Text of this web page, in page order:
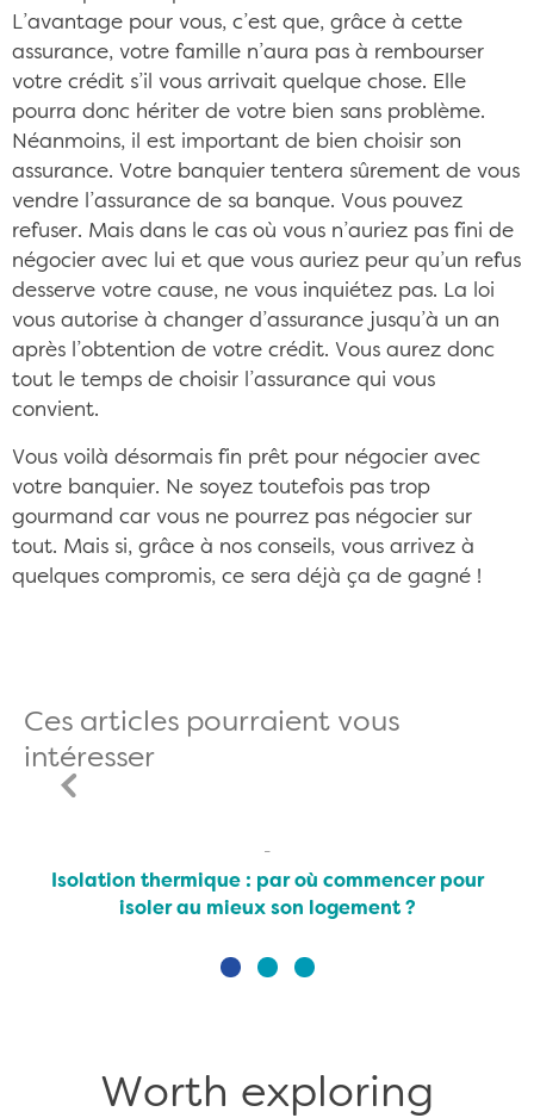
L’avantage pour vous, c’est que, grâce à cette
assurance, votre famille n’aura pas à rembourser
votre crédit s’il vous arrivait quelque chose. Elle
pourra donc hériter de votre bien sans problème.
Néanmoins, il est important de bien choisir son
assurance. Votre banquier tentera sûrement de vous
vendre l’assurance de sa banque. Vous pouvez
refuser. Mais dans le cas où vous n’auriez pas fini de
négocier avec lui et que vous auriez peur qu’un refus
desserve votre cause, ne vous inquiétez pas. La loi
vous autorise à changer d’assurance jusqu’à un an
après l’obtention de votre crédit. Vous aurez donc
tout le temps de choisir l’assurance qui vous
convient.
Vous voilà désormais fin prêt pour négocier avec
votre banquier. Ne soyez toutefois pas trop
gourmand car vous ne pourrez pas négocier sur
tout. Mais si, grâce à nos conseils, vous arrivez à
quelques compromis, ce sera déjà ça de gagné !
Ces articles pourraient vous
intéresser
Isolation thermique : par où commencer pour
isoler au mieux son logement ?
Worth exploring